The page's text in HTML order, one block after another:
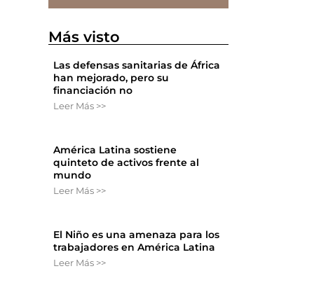
Más visto
Las defensas sanitarias de África
han mejorado, pero su
financiación no
Leer Más >>
América Latina sostiene
quinteto de activos frente al
mundo
Leer Más >>
El Niño es una amenaza para los
trabajadores en América Latina
Leer Más >>